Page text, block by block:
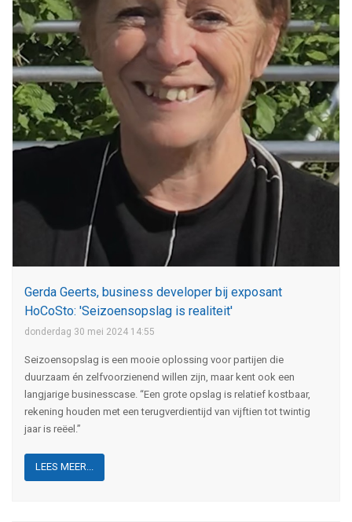
Gerda Geerts, business developer bij exposant
HoCoSto: 'Seizoensopslag is realiteit'
donderdag 30 mei 2024 14:55
Seizoensopslag is een mooie oplossing voor partijen die
duurzaam én zelfvoorzienend willen zijn, maar kent ook een
langjarige businesscase. “Een grote opslag is relatief kostbaar,
rekening houden met een terugverdientijd van vijftien tot twintig
jaar is reëel.”
LEES MEER...